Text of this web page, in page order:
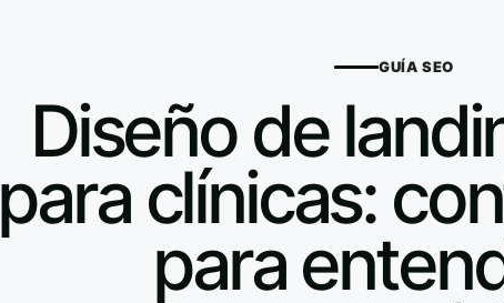
GUÍA SEO
Diseño de
para clínicas:
para